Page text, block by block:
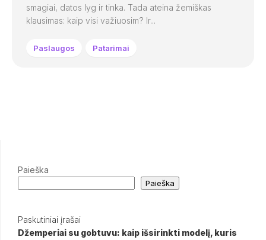
smagiai, datos lyg ir tinka. Tada ateina žemiškas
klausimas: kaip visi važiuosim? Ir...
Paslaugos Patarimai
Paieška
Paieška
Paskutiniai įrašai
Džemperiai su gobtuvu: kaip išsirinkti modelį, kuris